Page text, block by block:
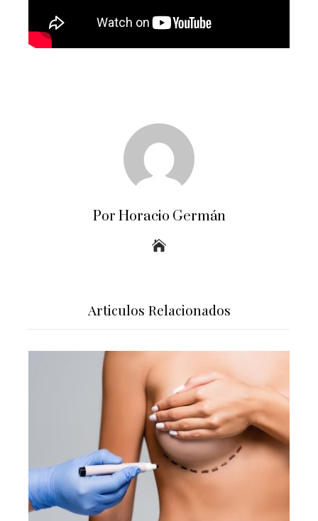
Por Horacio Germán
Articulos Relacionados